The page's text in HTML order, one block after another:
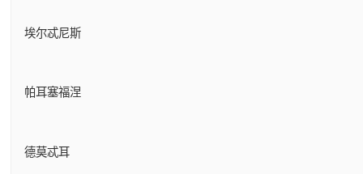
埃尔忒尼斯
帕耳塞福涅
德莫忒耳